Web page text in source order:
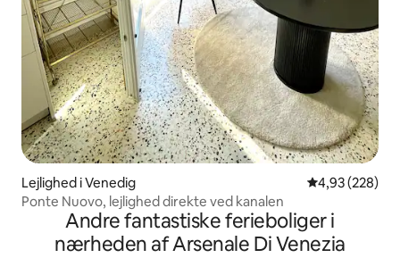
Lejlighed i Venedig 4,93 ud af 5 i
4,93 (228)
Ponte Nuovo, lejlighed direkte ved kanalen
Andre fantastiske ferieboliger i
nærheden af Arsenale Di Venezia